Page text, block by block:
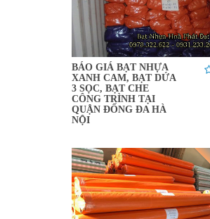
BÁO GIÁ BẠT NHỰA
XANH CAM, BẠT DỨA
3 SỌC, BẠT CHE
CÔNG TRÌNH TẠI
QUẬN ĐỐNG ĐA HÀ
NỘI